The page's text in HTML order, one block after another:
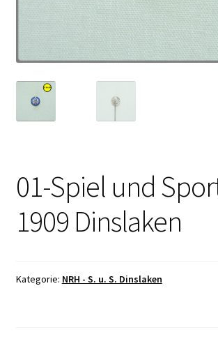
01-Spiel und
1909 Dinslaken
Kategorie: NRH - S. u. S. Dinslaken